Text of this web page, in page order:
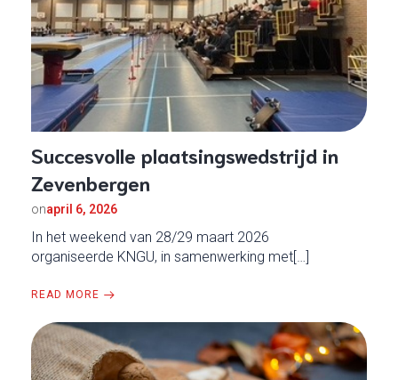
Succesvolle plaatsingswedstrijd in
Zevenbergen
onapril 6, 2026
In het weekend van 28/29 maart 2026
organiseerde KNGU, in samenwerking met[…]
READ MORE